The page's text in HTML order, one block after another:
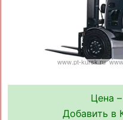
Цена
Добавить в